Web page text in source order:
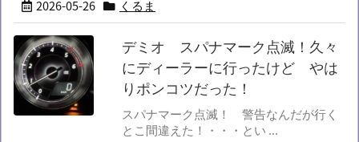
2026-05-26 くるま
デミオ スパナマーク点滅！久々
にディーラーに行ったけど やは
りポンコツだった！
スパナマーク点滅！ 警告なんだが行く
とこ間違えた！・・・とい ...